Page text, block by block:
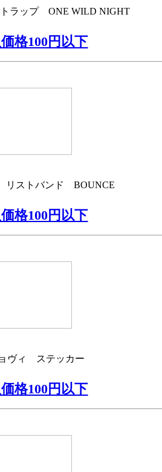
ラップ ONE WILD NIGHT
リストバンド BOUNCE
ヴィ ステッカー